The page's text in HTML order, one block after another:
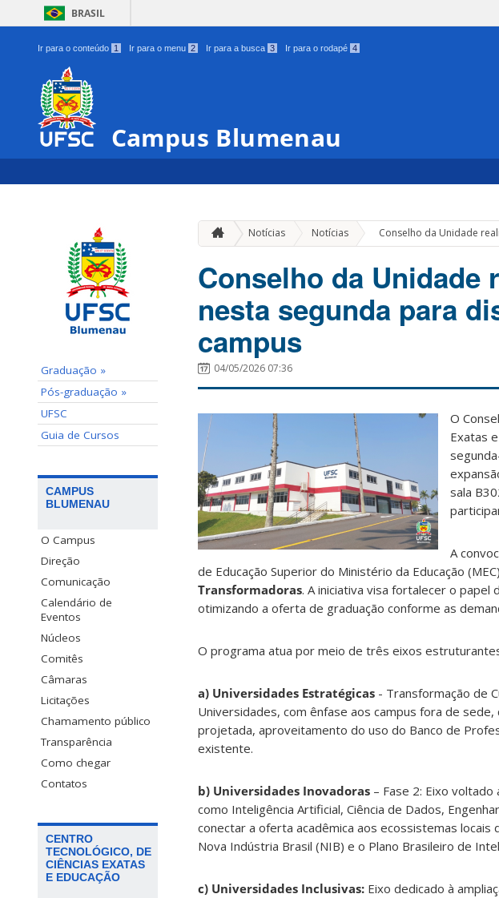
BRASIL
Ir para o conteúdo 1 Ir para o menu 2 Ir para a busca 3 Ir para o rodapé 4
Campus Blumenau
Graduação »
Pós-graduação »
UFSC
Guia de Cursos
CAMPUS
BLUMENAU
O Campus
Direção
Comunicação
Calendário de
Eventos
Núcleos
Comitês
Câmaras
Licitações
Chamamento público
Transparência
Como chegar
Contatos
CENTRO
TECNOLÓGICO, DE
CIÊNCIAS EXATAS
E EDUCAÇÃO
Notícias Notícias » Conselho da Unidade
Conselho da Unidade
nesta segunda para
campus
04/05/2026 07:36
O
Exatas
sala
A
de Educação Superior do Ministério da Educação
Transformadoras. A iniciativa visa fortalecer o papel
otimizando a oferta de graduação conforme as
O programa atua por meio de três eixos
a) Universidades Estratégicas - Transformação de
Universidades, com ênfase aos campus fora de
projetada, aproveitamento do uso do Banco de
existente.
b) Universidades Inovadoras – Fase 2: Eixo
como Inteligência Artificial, Ciência de Dados,
conectar a oferta acadêmica aos ecossistemas
Nova Indústria Brasil (NIB) e o Plano Brasileiro de
c) Universidades Inclusivas: Eixo dedicado à